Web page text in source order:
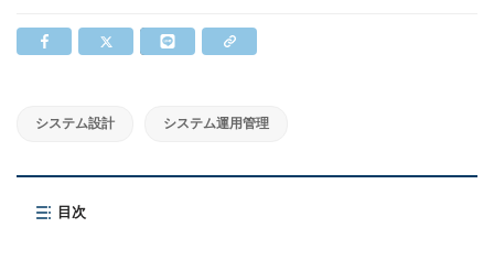
システム設計 システム運用管理
目次